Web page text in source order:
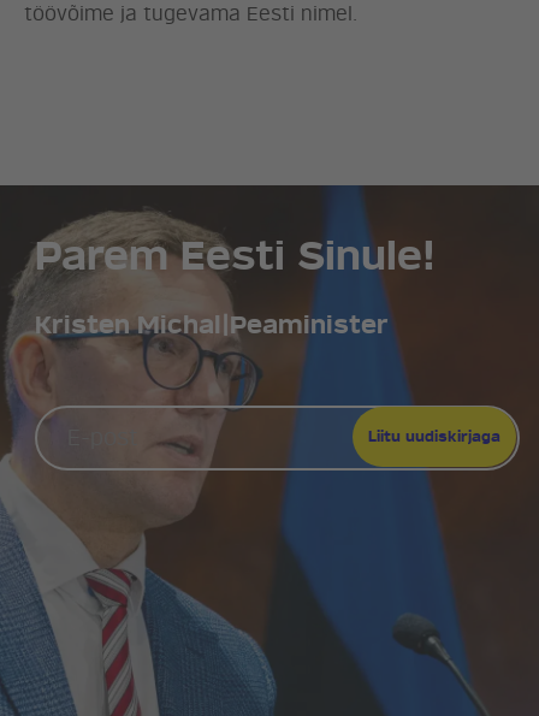
töövõime ja tugevama Eesti nimel.
Parem Eesti Sinule!
Kristen Michal Peaminister